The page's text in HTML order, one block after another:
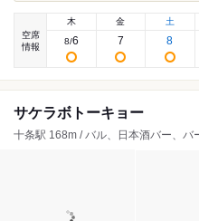
空席
情報
木
8/6
金
7
土
8
サケラボトーキョー
十条駅 168m / バル、日本酒バー、バ